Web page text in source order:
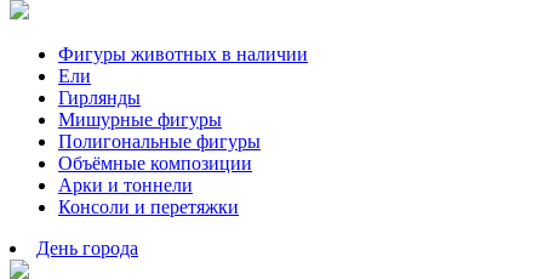
Фигуры животных в наличии
Ели
Гирлянды
Мишурные фигуры
Полигональные фигуры
Объёмные композиции
Арки и тоннели
Консоли и перетяжки
День города